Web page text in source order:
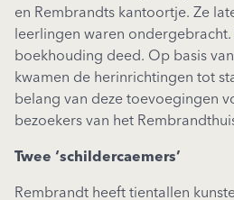
en Rembrandts kantoortje. Ze
leerlingen waren
boekhouding deed. Op basis
kwamen de herinrichtingen tot
belang van deze toevoegingen
bezoekers van het
Twee ‘schildercaemers’
Rembrandt heeft tientallen